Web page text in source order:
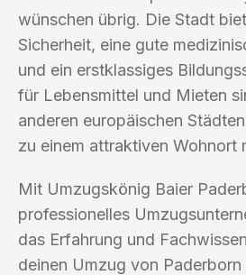
wünschen übrig. Die Stadt
Sicherheit, eine gute
und ein erstklassiges
für Lebensmittel und Mieten
anderen europäischen
zu einem attraktiven Wohnort
Mit Umzugskönig Baier
professionelles
das Erfahrung und
deinen Umzug von Paderborn